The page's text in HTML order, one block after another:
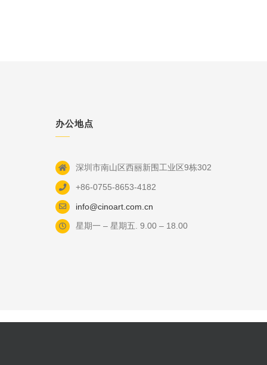
办公地点
深圳市南山区西丽新围工业区9栋302
+86-0755-8653-4182
info@cinoart.com.cn
星期一 – 星期五. 9.00 – 18.00